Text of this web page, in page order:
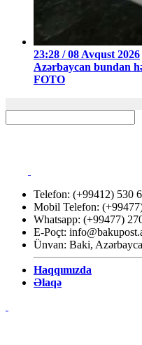
23:28 / 08 Avqust 2026
Azərbaycan bundan
FOTO
Telefon: (+99412) 530
Mobil Telefon:
Whatsapp: (+99477)
E-Poçt:
Ünvan: Baki,
Haqqımızda
Əlaqə